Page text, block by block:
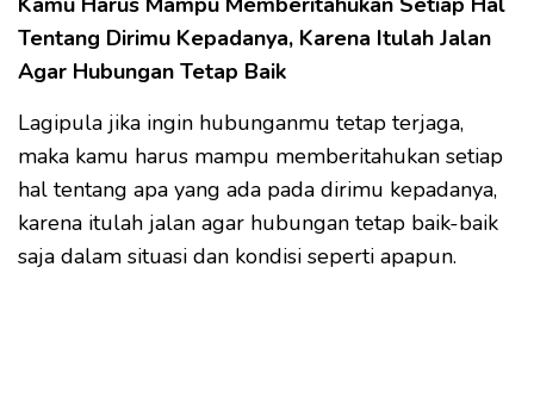
Tentang Dirimu Kepadanya, Karena Itulah Jalan
Agar Hubungan Tetap Baik
Lagipula jika ingin hubunganmu tetap terjaga,
maka kamu harus mampu memberitahukan setiap
hal tentang apa yang ada pada dirimu kepadanya,
karena itulah jalan agar hubungan tetap baik-baik
saja dalam situasi dan kondisi seperti apapun.